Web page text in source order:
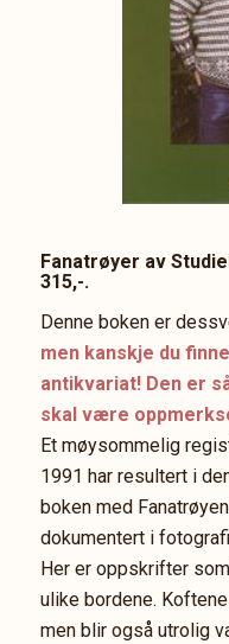
Fanatrøyer av
315,-.
Denne boken er
men kanskje du
antikvariat! Den er
skal være
Et møysommelig
1991 har resultert i
boken med
dokumentert i
Her er oppskrifter
ulike bordene.
men blir også utrolig